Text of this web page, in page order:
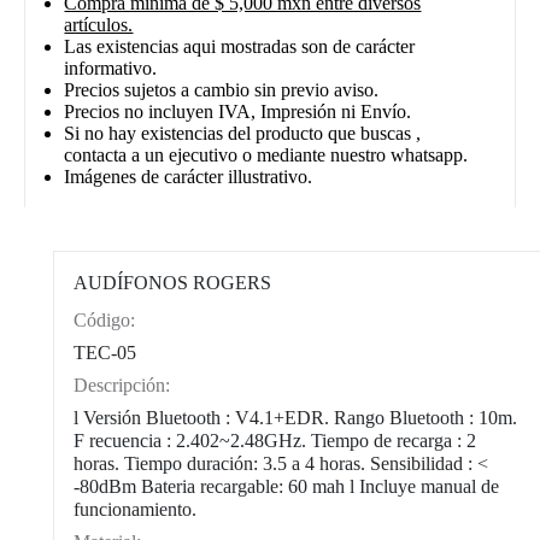
artículos.
Las existencias aqui mostradas son de carácter
informativo.
Precios sujetos a cambio sin previo aviso.
Precios no incluyen IVA, Impresión ni Envío.
Si no hay existencias del producto que buscas ,
contacta a un ejecutivo o mediante nuestro whatsapp.
Imágenes de carácter illustrativo.
AUDÍFONOS ROGERS
Código:
TEC-05
Descripción:
l Versión Bluetooth : V4.1+EDR. Rango Bluetooth : 10m.
F recuencia : 2.402~2.48GHz. Tiempo de recarga : 2
horas. Tiempo duración: 3.5 a 4 horas. Sensibilidad : <
-80dBm Bateria recargable: 60 mah l Incluye manual de
funcionamiento.